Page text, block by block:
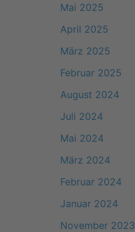
Mai 2025
April 2025
März 2025
Februar 2025
August 2024
Juli 2024
Mai 2024
März 2024
Februar 2024
Januar 2024
November 2023